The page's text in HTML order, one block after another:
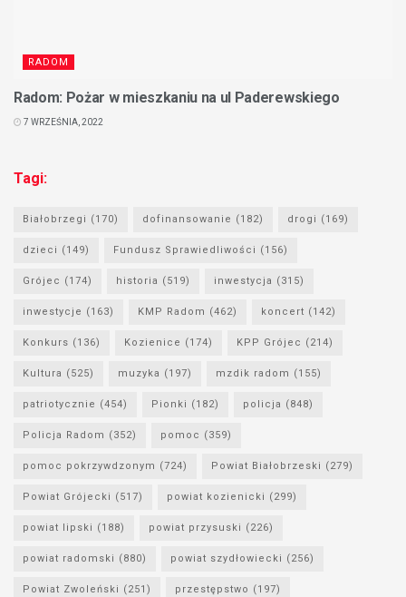
RADOM
Radom: Pożar w mieszkaniu na ul Paderewskiego
7 WRZEŚNIA, 2022
Tagi:
Białobrzegi (170) dofinansowanie (182) drogi (169)
dzieci (149) Fundusz Sprawiedliwości (156)
Grójec (174) historia (519) inwestycja (315)
inwestycje (163) KMP Radom (462) koncert (142)
Konkurs (136) Kozienice (174) KPP Grójec (214)
Kultura (525) muzyka (197) mzdik radom (155)
patriotycznie (454) Pionki (182) policja (848)
Policja Radom (352) pomoc (359)
pomoc pokrzywdzonym (724) Powiat Białobrzeski (279)
Powiat Grójecki (517) powiat kozienicki (299)
powiat lipski (188) powiat przysuski (226)
powiat radomski (880) powiat szydłowiecki (256)
Powiat Zwoleński (251) przestępstwo (197)